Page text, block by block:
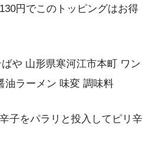
円でこのトッピングはお得
子をパラリと投入してピリ辛